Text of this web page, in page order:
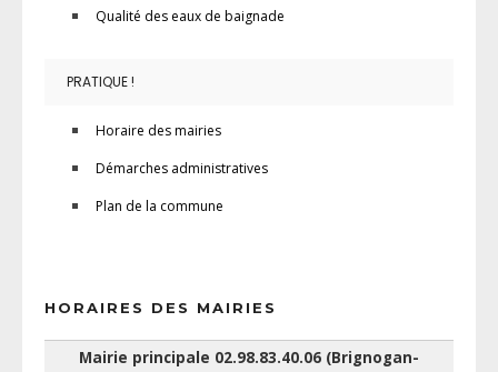
Qualité des eaux de baignade
PRATIQUE !
Horaire des mairies
Démarches administratives
Plan de la commune
HORAIRES DES MAIRIES
Mairie principale 02.98.83.40.06 (Brignogan-